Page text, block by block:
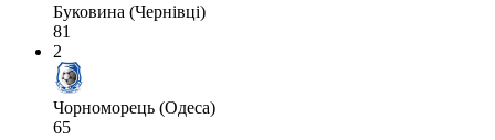
Буковина (Чернівці)
81
2
Чорноморець (Одеса)
65